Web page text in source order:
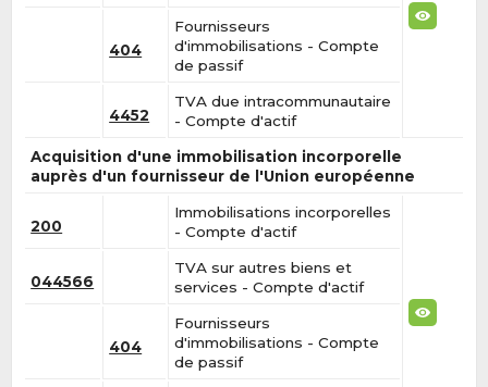
404
Fournisseurs
d'immobilisations - Compte
de passif
4452
TVA due intracommunautaire
- Compte d'actif
Acquisition d'une immobilisation incorporelle
auprès d'un fournisseur de l'Union européenne
200
Immobilisations incorporelles
- Compte d'actif
044566
TVA sur autres biens et
services - Compte d'actif
404
Fournisseurs
d'immobilisations - Compte
de passif